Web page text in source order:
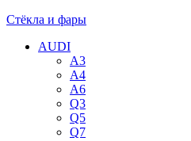
Стёкла и фары
AUDI
A3
A4
A6
Q3
Q5
Q7